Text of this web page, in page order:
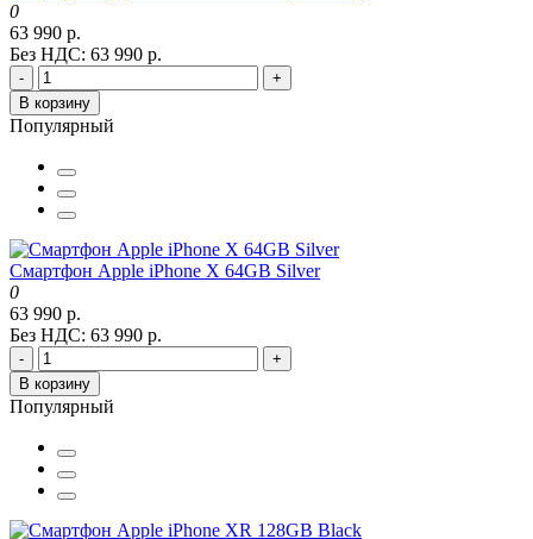
0
63 990 р.
Без НДС: 63 990 р.
-
+
В корзину
Популярный
Смартфон Apple iPhone X 64GB Silver
0
63 990 р.
Без НДС: 63 990 р.
-
+
В корзину
Популярный